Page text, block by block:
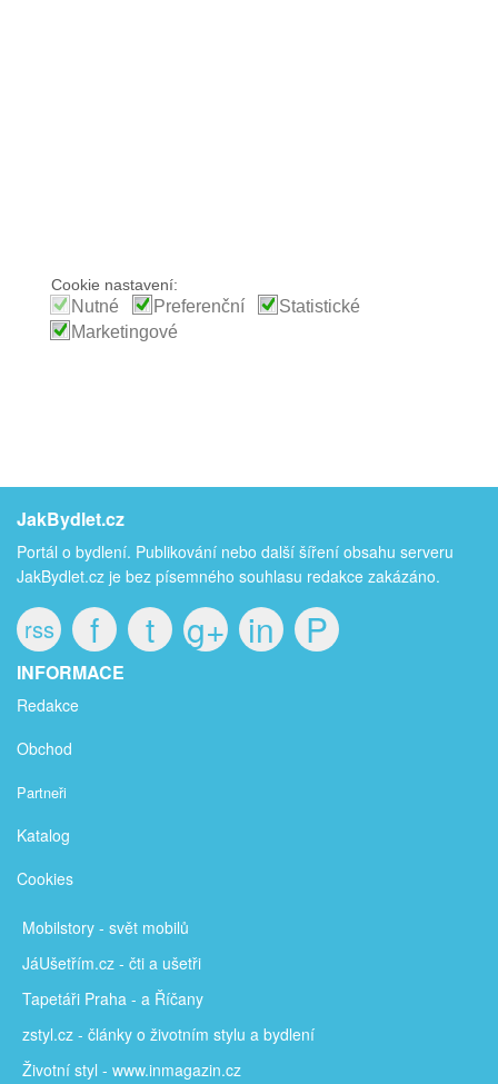
JakBydlet.cz
Portál o bydlení. Publikování nebo další šíření obsahu serveru
JakBydlet.cz je bez písemného souhlasu redakce zakázáno.
rss f t g+ in P
INFORMACE
Redakce
Obchod
Partneři
Katalog
Cookies
Mobilstory - svět mobilů
JáUšetřím.cz - čti a ušetři
Tapetáři Praha - a Říčany
zstyl.cz - články o životním stylu a bydlení
Životní styl - www.inmagazin.cz
Cookie nastavení:
Nutné Preferenční
Statistické
Marketingové